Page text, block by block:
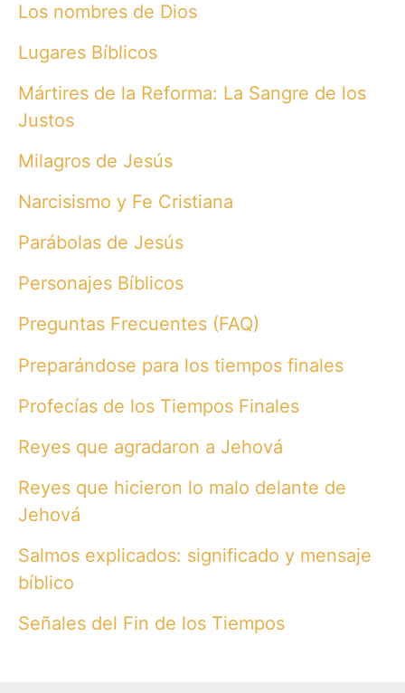
Los nombres de Dios
Lugares Bíblicos
Mártires de la Reforma: La Sangre de los
Justos
Milagros de Jesús
Narcisismo y Fe Cristiana
Parábolas de Jesús
Personajes Bíblicos
Preguntas Frecuentes (FAQ)
Preparándose para los tiempos finales
Profecías de los Tiempos Finales
Reyes que agradaron a Jehová
Reyes que hicieron lo malo delante de
Jehová
Salmos explicados: significado y mensaje
bíblico
Señales del Fin de los Tiempos